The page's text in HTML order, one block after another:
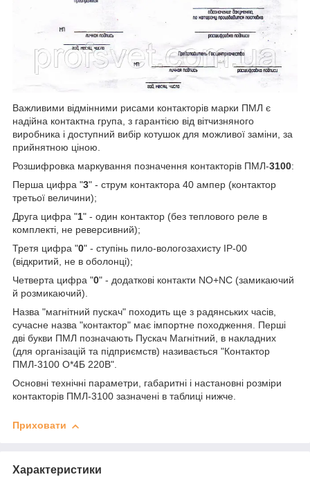
Важливими відмінними рисами контакторів марки ПМЛ є
надійна контактна група, з гарантією від вітчизняного
виробника і доступний вибір котушок для можливої заміни, за
прийнятною ціною.
Розшифровка маркування позначення контакторів ПМЛ-3100:
Перша цифра "3" - струм контактора 40 ампер (контактор
третьої величини);
Друга цифра "1" - один контактор (без теплового реле в
комплекті, не реверсивний);
Третя цифра "0" - ступінь пило-вологозахисту IP-00
(відкритий, не в оболонці);
Четверта цифра "0" - додаткові контакти NO+NC (замикаючий
й розмикаючий).
Назва "магнітний пускач" походить ще з радянських часів,
сучасне назва "контактор" має імпортне походження. Перші
дві букви ПМЛ позначають Пускач Магнітний, в накладних
(для організацій та підприємств) називається "Контактор
ПМЛ-3100 О*4Б 220В".
Основні технічні параметри, габаритні і настановні розміри
контакторів ПМЛ-3100 зазначені в таблиці нижче.
Приховати
Характеристики